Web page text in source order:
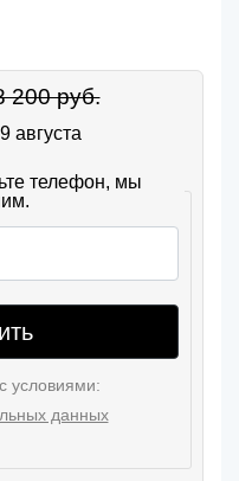
200 руб.
августа
телефон, мы
условиями:
данных